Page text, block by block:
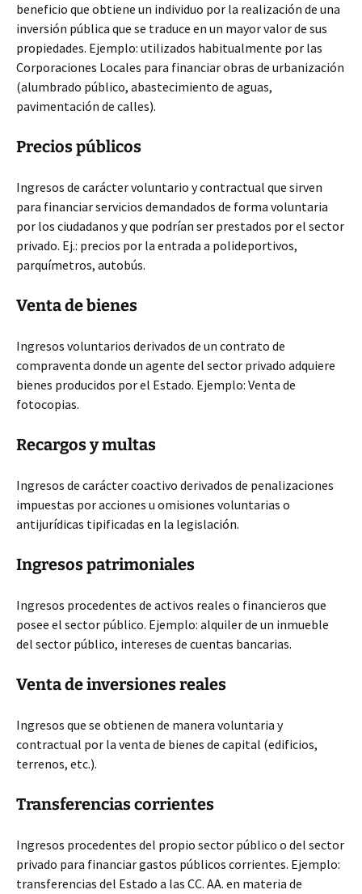
beneficio que obtiene un individuo por la realización de una
inversión pública que se traduce en un mayor valor de sus
propiedades. Ejemplo: utilizados habitualmente por las
Corporaciones Locales para financiar obras de urbanización
(alumbrado público, abastecimiento de aguas,
pavimentación de calles).
Precios públicos
Ingresos de carácter voluntario y contractual que sirven
para financiar servicios demandados de forma voluntaria
por los ciudadanos y que podrían ser prestados por el sector
privado. Ej.: precios por la entrada a polideportivos,
parquímetros, autobús.
Venta de bienes
Ingresos voluntarios derivados de un contrato de
compraventa donde un agente del sector privado adquiere
bienes producidos por el Estado. Ejemplo: Venta de
fotocopias.
Recargos y multas
Ingresos de carácter coactivo derivados de penalizaciones
impuestas por acciones u omisiones voluntarias o
antijurídicas tipificadas en la legislación.
Ingresos patrimoniales
Ingresos procedentes de activos reales o financieros que
posee el sector público. Ejemplo: alquiler de un inmueble
del sector público, intereses de cuentas bancarias.
Venta de inversiones reales
Ingresos que se obtienen de manera voluntaria y
contractual por la venta de bienes de capital (edificios,
terrenos, etc.).
Transferencias corrientes
Ingresos procedentes del propio sector público o del sector
privado para financiar gastos públicos corrientes. Ejemplo:
transferencias del Estado a las CC. AA. en materia de